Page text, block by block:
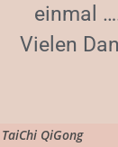
einmal
Vielen
TaiChi QiGong